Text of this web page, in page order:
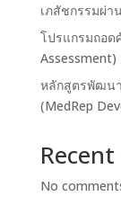
เภสัชกรรมผ่า
โปรแกรมถอด
Assessment)
หลักสูตรพัฒน
(MedRep
No